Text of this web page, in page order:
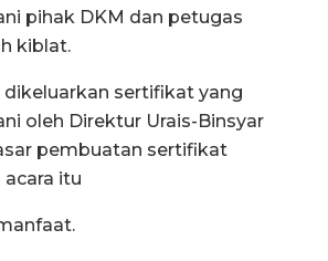
pihak DKM dan petugas
kiblat.
dikeluarkan sertifikat yang
oleh Direktur Urais-Binsyar
pembuatan sertifikat
itu